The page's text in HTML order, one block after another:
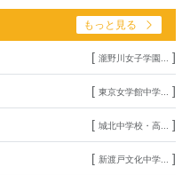
もっと見る
[ 瀧野川女子学園... ]
[ 東京女学館中学... ]
[ 城北中学校・高... ]
[ 新渡戸文化中学... ]